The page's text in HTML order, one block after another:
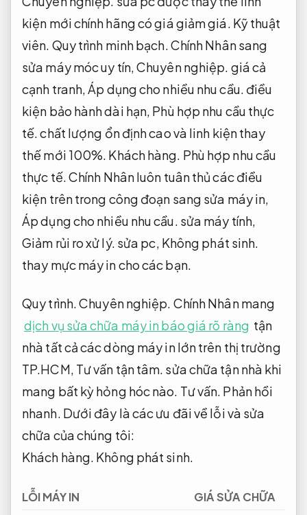
kiện mới chính hãng có giá giảm giá. Kỹ thuật
viên. Quy trình minh bạch.Chính Nhân sang
sửa máy móc uy tín,Chuyên nghiệp. giá cả
cạnh tranh,Áp dụng cho nhiều nhu cầu. điều
kiện bảo hành dài hạn, Phù hợp nhu cầu thực
tế.chất lượng ổn định cao và linh kiện thay
thế mới 100%. Khách hàng. Phù hợp nhu cầu
thực tế.Chính Nhân luôn tuân thủ các điều
kiện trên trong công đoạn sang sửa máy in,
Áp dụng cho nhiều nhu cầu. sửa máy tính,
Giảm rủi ro xử lý. sửa pc, Không phát sinh.
thay mực máy in cho các bạn.
Quy trình.Chuyên nghiệp. Chính Nhân mang
dịch vụ sửa chữa máy in báo giá rõ ràng tận
nhà tất cả các dòng máy in lớn trên thị trường
TP.HCM, Tư vấn tận tâm. sửa chữa tận nhà khi
mang bất kỳ hỏng hóc nào. Tư vấn. Phản hồi
nhanh. Dưới đây là các ưu đãi về lỗi và sửa
chữa của chúng tôi:
Khách hàng. Không phát sinh.
LỖI MÁY IN GIÁ SỬA CHỮA